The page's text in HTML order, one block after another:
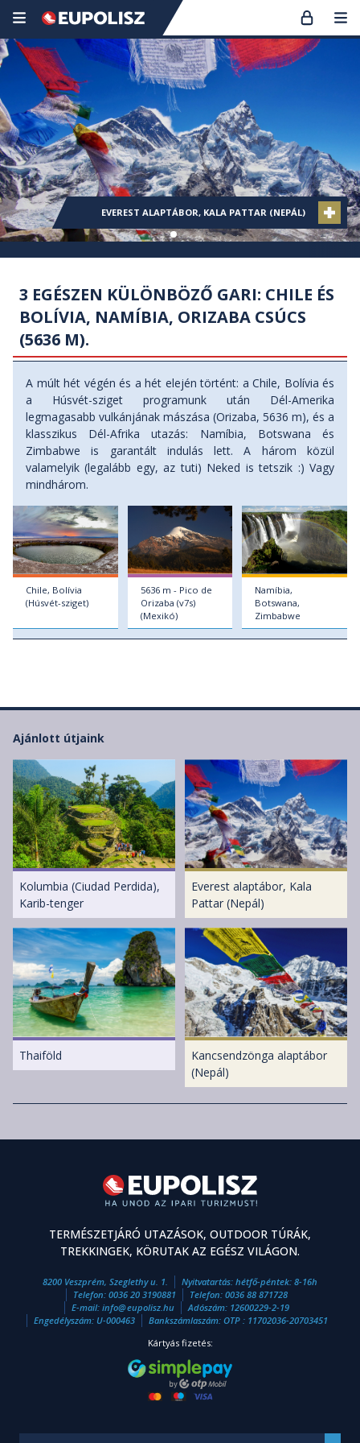
KANCSENDZÖNGA ALAPTÁBOR (NEPÁL)
KOLUMBIA (CIUDAD PERDIDA), KARIB-TENGER
EVEREST ALAPTÁBOR, KALA PATTAR (NEPÁL)
THAIFÖLD
KANCSENDZÖNGA ALAPTÁBOR (NEPÁL)
KOLUMBIA (CIUDAD PERDIDA), KARIB-TENGER
3 EGÉSZEN KÜLÖNBÖZŐ GARI: CHILE ÉS
BOLÍVIA, NAMÍBIA, ORIZABA CSÚCS
(5636 M).
A múlt hét végén és a hét elején történt: a Chile, Bolívia és
a Húsvét-sziget programunk után Dél-Amerika
legmagasabb vulkánjának mászása (Orizaba, 5636 m), és a
klasszikus Dél-Afrika utazás: Namíbia, Botswana és
Zimbabwe is garantált indulás lett. A három közül
valamelyik (legalább egy, az tuti) Neked is tetszik :) Vagy
mindhárom.
Chile, Bolívia
(Húsvét-sziget)
5636 m - Pico de
Orizaba (v7s)
(Mexikó)
Namíbia,
Botswana,
Zimbabwe
Ajánlott útjaink
Kolumbia (Ciudad Perdida),
Karib-tenger
Everest alaptábor, Kala
Pattar (Nepál)
Thaiföld
Kancsendzönga alaptábor
(Nepál)
TERMÉSZETJÁRÓ UTAZÁSOK, OUTDOOR TÚRÁK,
TREKKINGEK, KÖRUTAK AZ EGÉSZ VILÁGON.
8200 Veszprém, Szeglethy u. 1.
Nyitvatartás: hétfő-péntek: 8-16h
Telefon: 0036 20 3190881 Telefon: 0036 88 871728
E-mail: info@eupolisz.hu
Adószám: 12600229-2-19
Engedélyszám: U-000463
Bankszámlaszám: OTP : 11702036-20703451
Kártyás fizetés: